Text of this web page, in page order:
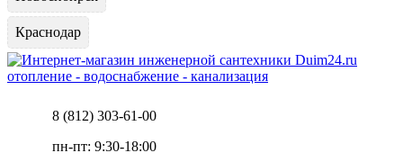
Краснодар
отопление - водоснабжение - канализация
8 (812) 303-61-00
пн-пт: 9:30-18:00